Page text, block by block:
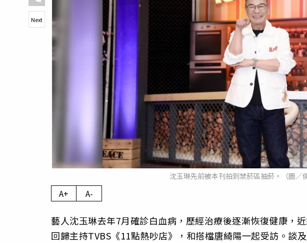
沈玉琳先前被本刊拍到禁菸區抽菸。（圖／
Next
A+ A-
藝人沈玉琳去年7月確診白血病，歷經治療後逐漸恢復健康，
回歸主持TVBS《11點熱吵店》，和搭檔唐綺陽一起受訪。談